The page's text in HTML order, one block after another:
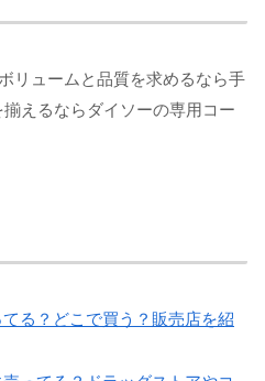
リュームと品質を求めるなら手
えるならダイソーの専用コー
る？どこで買う？販売店を紹